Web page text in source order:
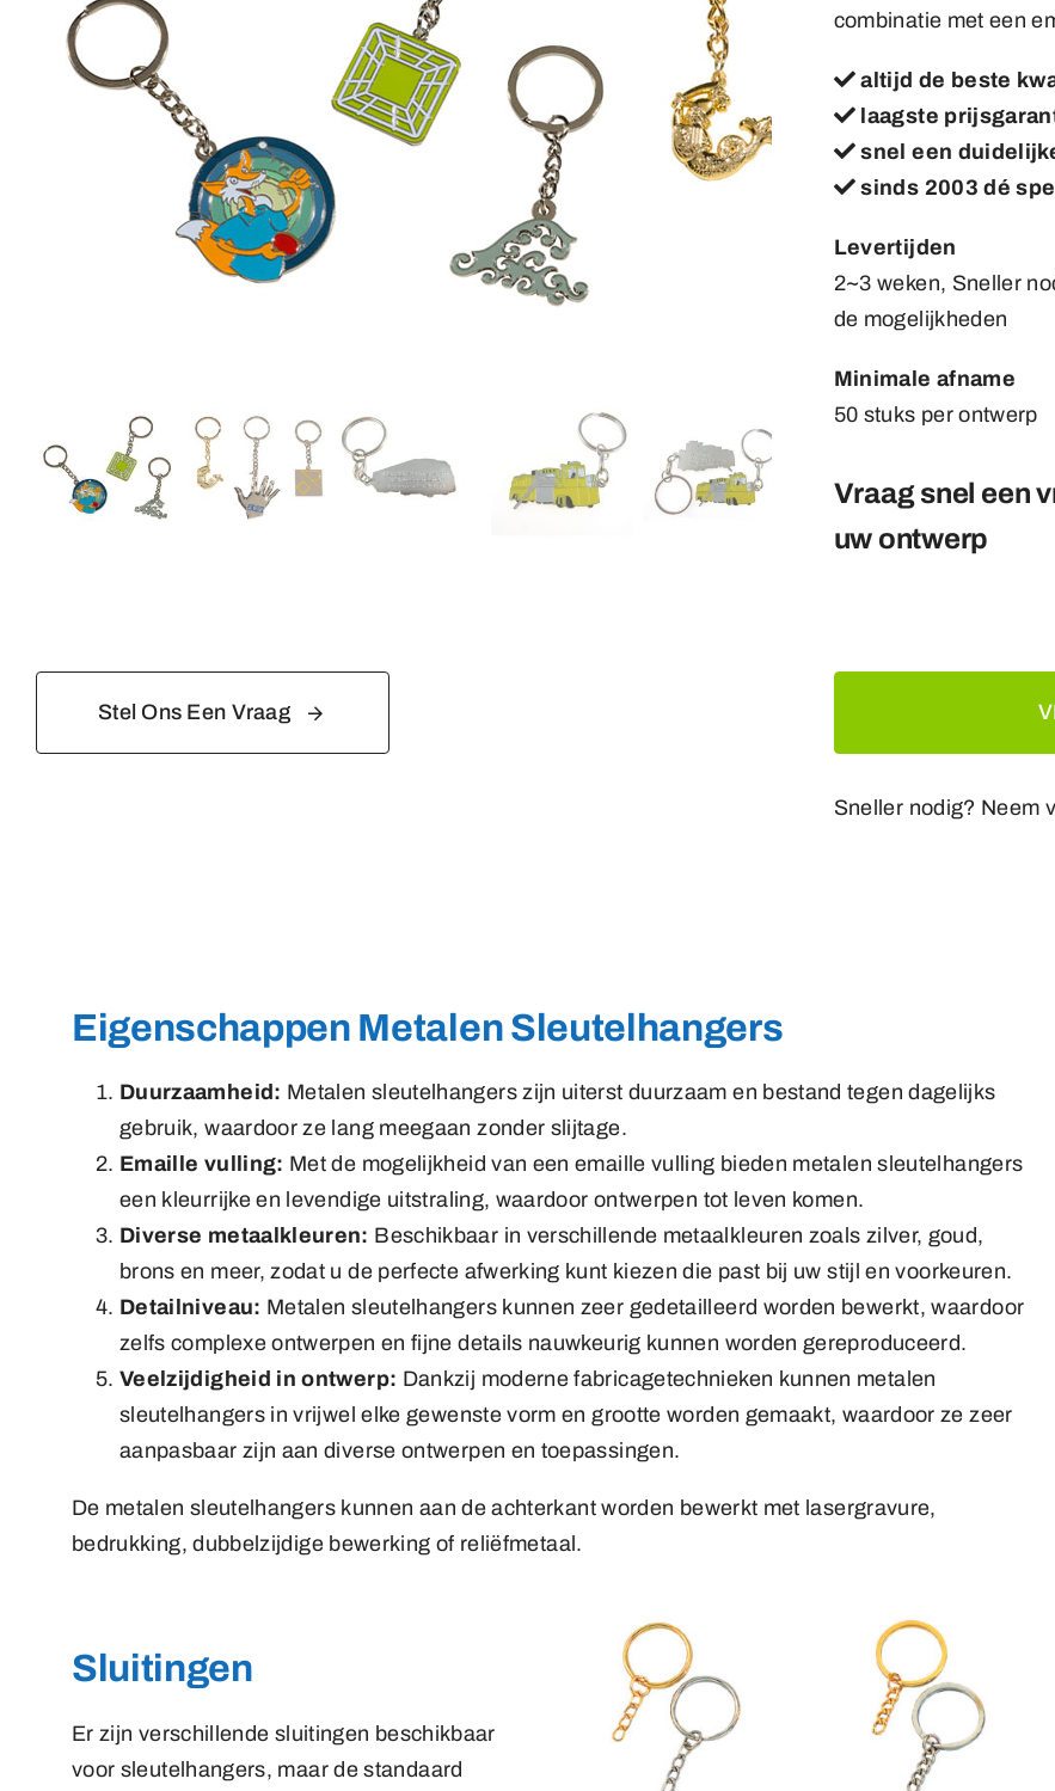
combinatie met een
altijd de beste
laagste
snel een
sinds 2003 dé
Levertijden
2~3 weken, Sneller
de mogelijkheden
Minimale afname
50 stuks per ontwerp
Vraag snel een
uw ontwerp
Stel Ons Een Vraag
Sneller nodig? Neem
Eigenschappen Metalen Sleutelhangers
Duurzaamheid: Metalen sleutelhangers zijn uiterst duurzaam en bestand tegen dagelijks
gebruik, waardoor ze lang meegaan zonder slijtage.
Emaille vulling: Met de mogelijkheid van een emaille vulling bieden metalen sleutelhangers
een kleurrijke en levendige uitstraling, waardoor ontwerpen tot leven komen.
Diverse metaalkleuren: Beschikbaar in verschillende metaalkleuren zoals zilver, goud,
brons en meer, zodat u de perfecte afwerking kunt kiezen die past bij uw stijl en voorkeuren.
Detailniveau: Metalen sleutelhangers kunnen zeer gedetailleerd worden bewerkt, waardoor
zelfs complexe ontwerpen en fijne details nauwkeurig kunnen worden gereproduceerd.
Veelzijdigheid in ontwerp: Dankzij moderne fabricagetechnieken kunnen metalen
sleutelhangers in vrijwel elke gewenste vorm en grootte worden gemaakt, waardoor ze zeer
aanpasbaar zijn aan diverse ontwerpen en toepassingen.
De metalen sleutelhangers kunnen aan de achterkant worden bewerkt met lasergravure,
bedrukking, dubbelzijdige bewerking of reliëfmetaal.
Sluitingen
Er zijn verschillende sluitingen beschikbaar
voor sleutelhangers, maar de standaard